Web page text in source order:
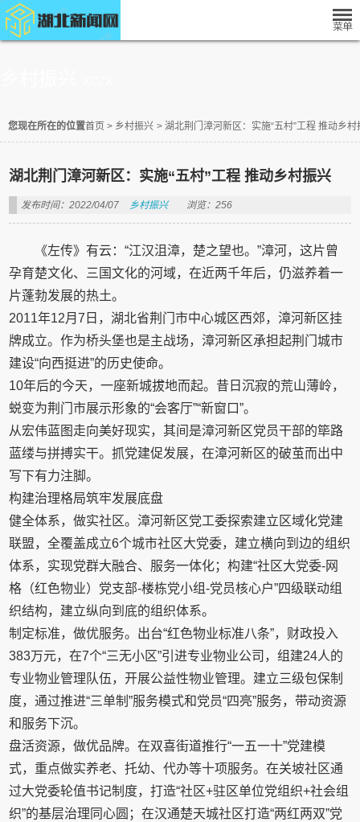
您现在所在的位置首页 > 乡村振兴 > 湖北荆门漳河新区：实施“五村”工程 推动乡村
湖北荆门漳河新区：实施“五村”工程 推动乡村振兴
发布时间：2022/04/07 乡村振兴 浏览：256
《左传》有云：“江汉沮漳，楚之望也。”漳河，这片曾
孕育楚文化、三国文化的河域，在近两千年后，仍滋养着一
片蓬勃发展的热土。
2011年12月7日，湖北省荆门市中心城区西郊，漳河新区挂
牌成立。作为桥头堡也是主战场，漳河新区承担起荆门城市
建设“向西挺进”的历史使命。
10年后的今天，一座新城拔地而起。昔日沉寂的荒山薄岭，
蜕变为荆门市展示形象的“会客厅”“新窗口”。
从宏伟蓝图走向美好现实，其间是漳河新区党员干部的筚路
蓝缕与拼搏实干。抓党建促发展，在漳河新区的破茧而出中
写下有力注脚。
构建治理格局筑牢发展底盘
健全体系，做实社区。漳河新区党工委探索建立区域化党建
联盟，全覆盖成立6个城市社区大党委，建立横向到边的组织
体系，实现党群大融合、服务一体化；构建“社区大党委-网
格（红色物业）党支部-楼栋党小组-党员核心户”四级联动组
织结构，建立纵向到底的组织体系。
制定标准，做优服务。出台“红色物业标准八条”，财政投入
383万元，在7个“三无小区”引进专业物业公司，组建24人的
专业物业管理队伍，开展公益性物业管理。建立三级包保制
度，通过推进“三单制”服务模式和党员“四亮”服务，带动资源
和服务下沉。
盘活资源，做优品牌。在双喜街道推行“一五一十”党建模
式，重点做实养老、托幼、代办等十项服务。在关坡社区通
过大党委轮值书记制度，打造“社区+驻区单位党组织+社会组
织”的基层治理同心圆；在汉通楚天城社区打造“两红两双”党